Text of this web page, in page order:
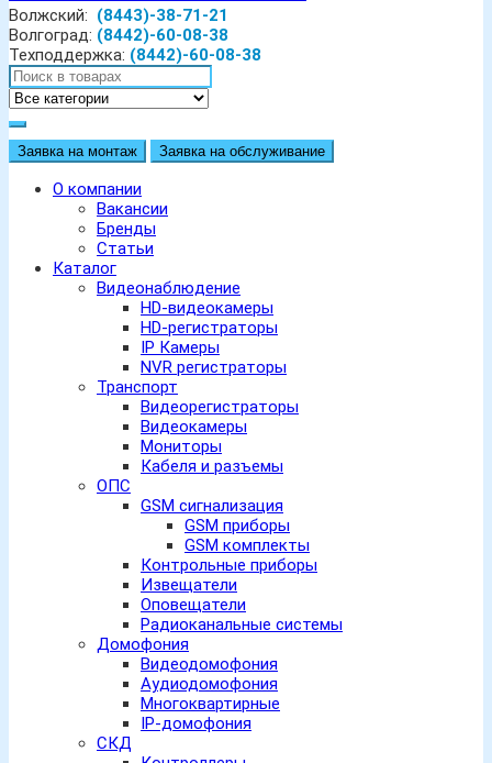
Волжский: (8443)-38-71-21
Волгоград: (8442)-60-08-38
Техподдержка: (8442)-60-08-38
Заявка на монтаж Заявка на обслуживание
О компании
Вакансии
Бренды
Статьи
Каталог
Видеонаблюдение
HD-видеокамеры
HD-регистраторы
IP Камеры
NVR регистраторы
Транспорт
Видеорегистраторы
Видеокамеры
Мониторы
Кабеля и разъемы
ОПС
GSM сигнализация
GSM приборы
GSM комплекты
Контрольные приборы
Извещатели
Оповещатели
Радиоканальные системы
Домофония
Видеодомофония
Аудиодомофония
Многоквартирные
IP-домофония
СКД